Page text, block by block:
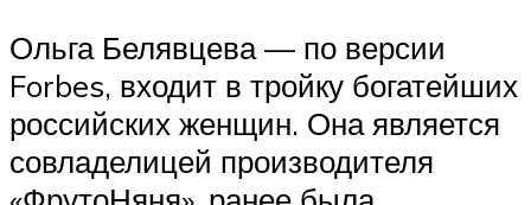
Ольга Белявцева — по версии
Forbes, входит в тройку богатейших
российских женщин. Она является
совладелицей производителя